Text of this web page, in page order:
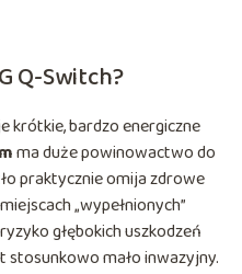
Q-Switch?
krótkie, bardzo energiczne
ma duże powinowactwo do
praktycznie omija zdrowe
„wypełnionych”
głębokich uszkodzeń
stosunkowo mało inwazyjny.